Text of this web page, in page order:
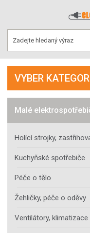
VYBER
Malé
Holící strojky,
Kuchyňské spotřebiče
Péče o tělo
Žehličky, péče o oděvy
Ventilátory,